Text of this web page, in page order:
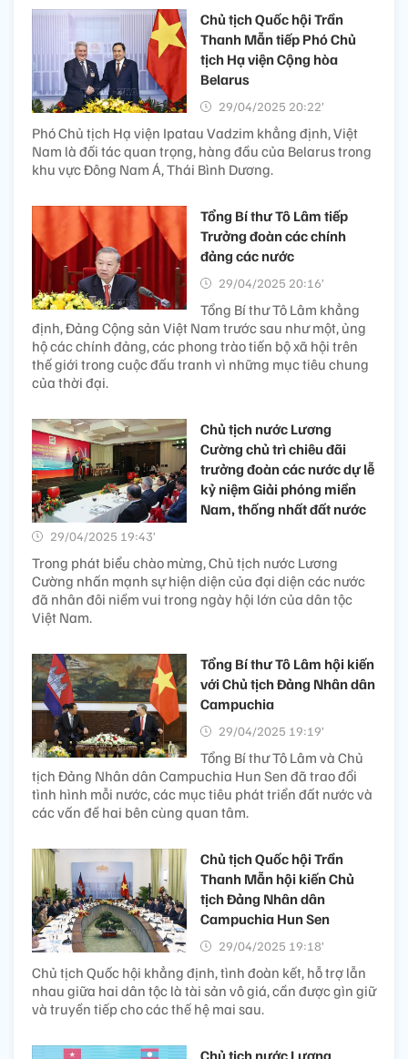
Chủ tịch Quốc hội Trần
Thanh Mẫn tiếp Phó Chủ
tịch Hạ viện Cộng hòa
Belarus
29/04/2025 20:22’
Phó Chủ tịch Hạ viện Ipatau Vadzim khẳng định, Việt
Nam là đối tác quan trọng, hàng đầu của Belarus trong
khu vực Đông Nam Á, Thái Bình Dương.
Tổng Bí thư Tô Lâm tiếp
Trưởng đoàn các chính
đảng các nước
29/04/2025 20:16’
Tổng Bí thư Tô Lâm khẳng
định, Đảng Cộng sản Việt Nam trước sau như một, ủng
hộ các chính đảng, các phong trào tiến bộ xã hội trên
thế giới trong cuộc đấu tranh vì những mục tiêu chung
của thời đại.
Chủ tịch nước Lương
Cường chủ trì chiêu đãi
trưởng đoàn các nước dự lễ
kỷ niệm Giải phóng miền
Nam, thống nhất đất nước
29/04/2025 19:43’
Trong phát biểu chào mừng, Chủ tịch nước Lương
Cường nhấn mạnh sự hiện diện của đại diện các nước
đã nhân đôi niềm vui trong ngày hội lớn của dân tộc
Việt Nam.
Tổng Bí thư Tô Lâm hội kiến
với Chủ tịch Đảng Nhân dân
Campuchia
29/04/2025 19:19’
Tổng Bí thư Tô Lâm và Chủ
tịch Đảng Nhân dân Campuchia Hun Sen đã trao đổi
tình hình mỗi nước, các mục tiêu phát triển đất nước và
các vấn đề hai bên cùng quan tâm.
Chủ tịch Quốc hội Trần
Thanh Mẫn hội kiến Chủ
tịch Đảng Nhân dân
Campuchia Hun Sen
29/04/2025 19:18’
Chủ tịch Quốc hội khẳng định, tình đoàn kết, hỗ trợ lẫn
nhau giữa hai dân tộc là tài sản vô giá, cần được gìn giữ
và truyền tiếp cho các thế hệ mai sau.